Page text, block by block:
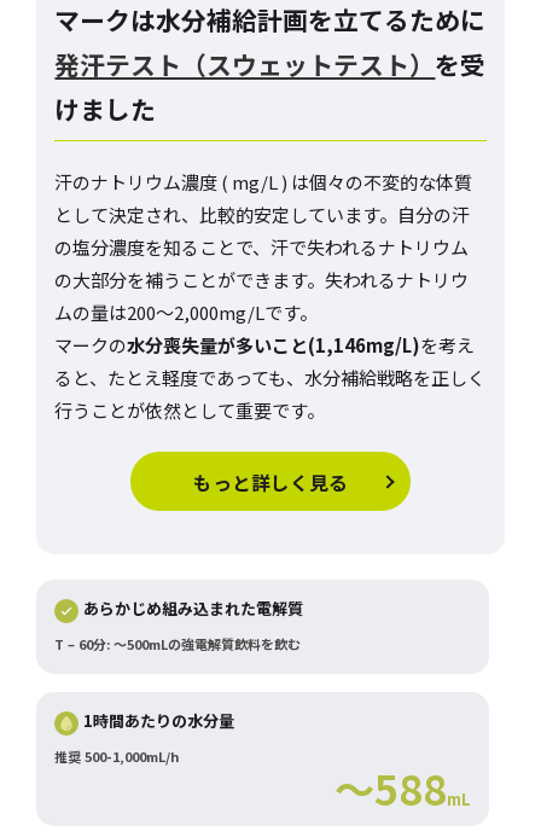
マークは水分補給計画を立てるために
発汗テスト（スウェットテスト） を受
けました
汗のナトリウム濃度 ( mg/L ) は個々の不変的な体質
として決定され、比較的安定しています。自分の汗
の塩分濃度を知ることで、汗で失われるナトリウム
の大部分を補うことができます。失われるナトリウ
ムの量は200～2,000mg/Lです。
マークの水分喪失量が多いこと(1,146mg/L)を考え
ると、たとえ軽度であっても、水分補給戦略を正しく
行うことが依然として重要です。
もっと詳しく見る
あらかじめ組み込まれた電解質
T – 60分: ～500mLの強電解質飲料を飲む
1時間あたりの水分量
推奨 500-1,000mL/h
～588mL